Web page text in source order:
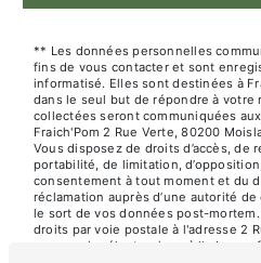
** Les données personnelles
fins de vous contacter et sont
informatisé. Elles sont destinées à
dans le seul but de répondre à votre
collectées seront communiquées
Fraich'Pom 2 Rue Verte, 80200
Vous disposez de droits d’accès, de
portabilité, de limitation,
consentement à tout moment et du
réclamation auprès d’une autorité
le sort de vos données post-
droits par voie postale à l'adresse 2
par courrier électronique à l'adresse